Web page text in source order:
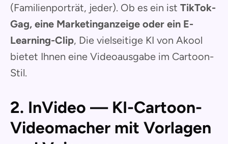
(Familienporträt, jeder). Ob es ein ist TikTok-
Gag, eine Marketinganzeige oder ein E-
Learning-Clip, Die vielseitige KI von Akool
bietet Ihnen eine Videoausgabe im Cartoon-
Stil.
2. InVideo — KI-Cartoon-
Videomacher mit Vorlagen